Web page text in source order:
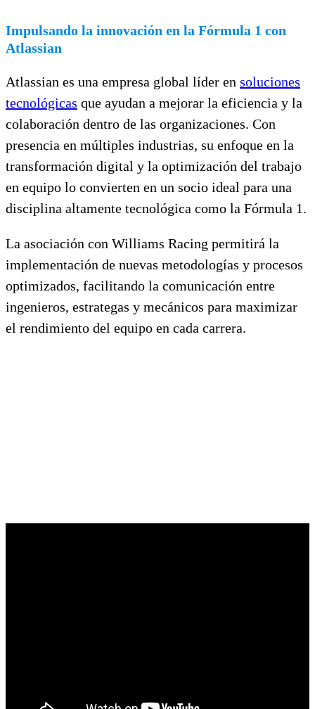
Impulsando la innovación en la Fórmula 1 con
Atlassian
Atlassian es una empresa global líder en soluciones
tecnológicas que ayudan a mejorar la eficiencia y la
colaboración dentro de las organizaciones. Con
presencia en múltiples industrias, su enfoque en la
transformación digital y la optimización del trabajo
en equipo lo convierten en un socio ideal para una
disciplina altamente tecnológica como la Fórmula 1.
La asociación con Williams Racing permitirá la
implementación de nuevas metodologías y procesos
optimizados, facilitando la comunicación entre
ingenieros, estrategas y mecánicos para maximizar
el rendimiento del equipo en cada carrera.